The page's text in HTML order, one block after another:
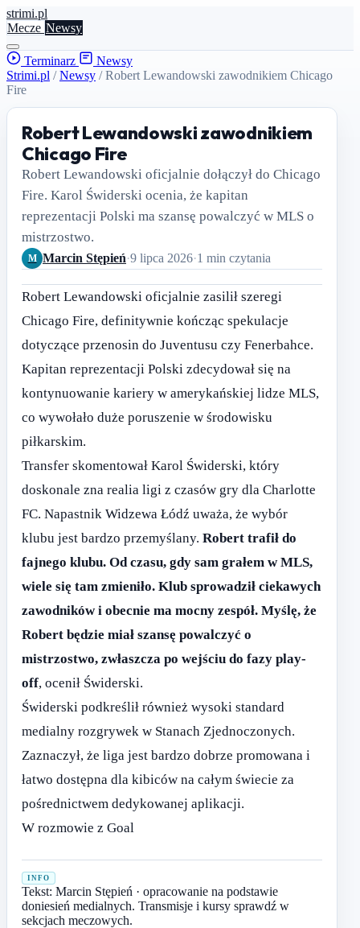
strimi.pl
Mecze Newsy
Terminarz
Newsy
Strimi.pl / Newsy / Robert Lewandowski zawodnikiem Chicago
Fire
Robert Lewandowski zawodnikiem
Chicago Fire
Robert Lewandowski oficjalnie dołączył do Chicago
Fire. Karol Świderski ocenia, że kapitan
reprezentacji Polski ma szansę powalczyć w MLS o
mistrzostwo.
M Marcin Stępień·9 lipca 2026·1 min czytania
Robert Lewandowski oficjalnie zasilił szeregi
Chicago Fire, definitywnie kończąc spekulacje
dotyczące przenosin do Juventusu czy Fenerbahce.
Kapitan reprezentacji Polski zdecydował się na
kontynuowanie kariery w amerykańskiej lidze MLS,
co wywołało duże poruszenie w środowisku
piłkarskim.
Transfer skomentował Karol Świderski, który
doskonale zna realia ligi z czasów gry dla Charlotte
FC. Napastnik Widzewa Łódź uważa, że wybór
klubu jest bardzo przemyślany. Robert trafił do
fajnego klubu. Od czasu, gdy sam grałem w MLS,
wiele się tam zmieniło. Klub sprowadził ciekawych
zawodników i obecnie ma mocny zespół. Myślę, że
Robert będzie miał szansę powalczyć o
mistrzostwo, zwłaszcza po wejściu do fazy play-
off, ocenił Świderski.
Świderski podkreślił również wysoki standard
medialny rozgrywek w Stanach Zjednoczonych.
Zaznaczył, że liga jest bardzo dobrze promowana i
łatwo dostępna dla kibiców na całym świecie za
pośrednictwem dedykowanej aplikacji.
W rozmowie z Goal
INFO
Tekst: Marcin Stępień · opracowanie na podstawie
doniesień medialnych. Transmisje i kursy sprawdź w
sekcjach meczowych.